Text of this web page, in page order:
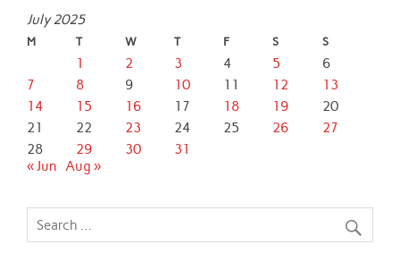
July 2025
M T W T F S S
1 2 3 4 5
6
7
8 9 10 11 12
13
14
15 16 17 18 19
20
21
22 23 24 25 26
27
28
29 30
31
« Jun Aug »